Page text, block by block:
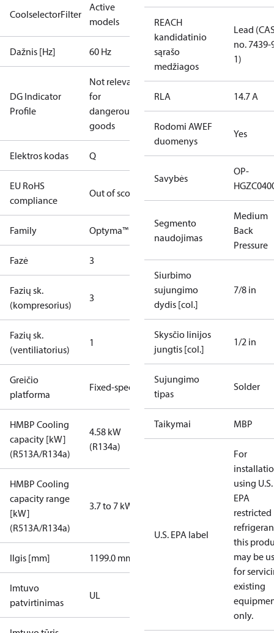
CoolselectorFilter
Active
models
Dažnis [Hz] 60 Hz
DG Indicator
Profile
Not relevant
for
dangerous
goods
Elektros kodas Q
EU RoHS
compliance
Out of scope
Family Optyma™
Fazė 3
Fazių sk.
(kompresorius)
3
Fazių sk.
(ventiliatorius)
1
Greičio
platforma
Fixed-speed
HMBP Cooling
capacity [kW]
(R513A/R134a)
4.58 kW
(R134a)
HMBP Cooling
capacity range
[kW]
(R513A/R134a)
3.7 to 7 kW
Ilgis [mm] 1199.0 mm
Imtuvo
patvirtinimas
UL
REACH
kandidatinio
sąrašo
medžiagos
Lead
no. 7439-
1)
RLA 14.7 A
Rodomi AWEF
duomenys
Yes
Savybės
OP-
Segmento
naudojimas
Medium
Back
Pressure
Siurbimo
sujungimo
dydis [col.]
7/8 in
Skysčio linijos
jungtis [col.]
1/2 in
Sujungimo
tipas
Solder
Taikymai MBP
U.S. EPA label
For
using U.S.
EPA
restricted
this
may be
for
existing
only.